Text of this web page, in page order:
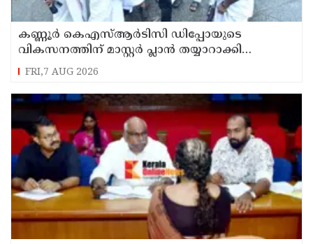
കണ്ണൂർ കെഎസ്ആർടിസി ഡിപ്പോയുടെ
വികസനത്തിന് മാസ്റ്റർ പ്ലാൻ തയ്യാറാക്കി
സമർപ്പിക്കും : ടി ഒ മോഹനൻ എം എൽ എ
FRI,7 AUG 2026